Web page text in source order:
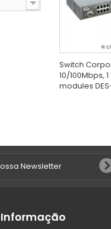
Switch
10/100Mbps,
modules
Informação